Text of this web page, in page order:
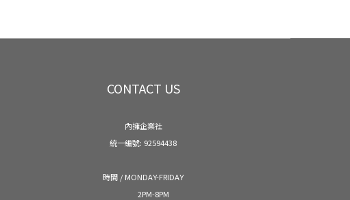
CONTACT US
內擁企業社
統一編號: 92594438
時間 / MONDAY-FRIDAY
2PM-8PM